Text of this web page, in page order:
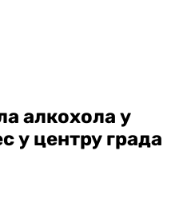
алкохола у
у центру града